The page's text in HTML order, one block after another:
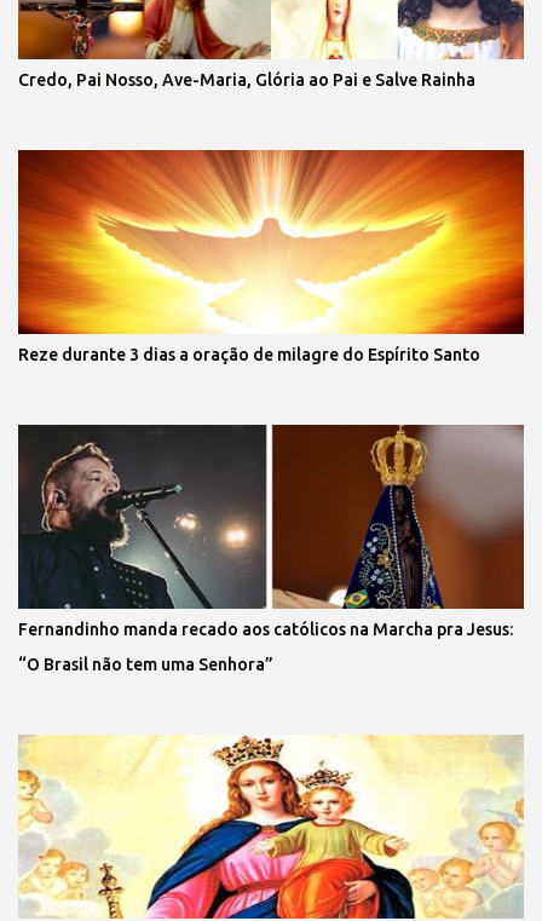
Credo, Pai Nosso, Ave-Maria, Glória ao Pai e Salve Rainha
Reze durante 3 dias a oração de milagre do Espírito Santo
Fernandinho manda recado aos católicos na Marcha pra Jesus:
“O Brasil não tem uma Senhora”